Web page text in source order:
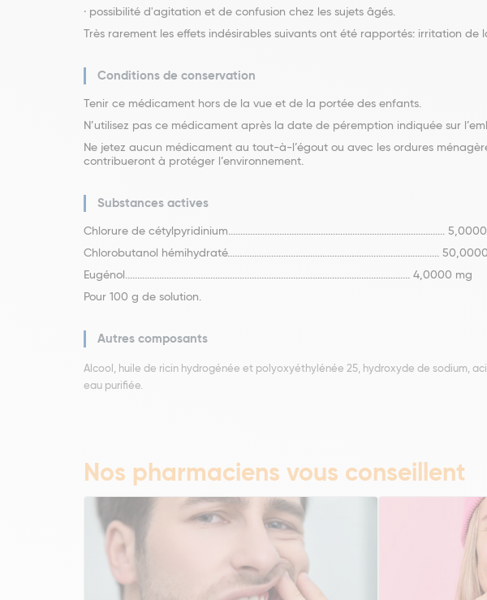
· possibilité d'agitation et de confusion chez les sujets âgés.
Très rarement les effets indésirables suivants ont été rapportés: irritation
Conditions de conservation
Tenir ce médicament hors de la vue et de la portée des enfants.
N’utilisez pas ce médicament après la date de péremption indiquée sur
Ne jetez aucun médicament au tout-à-l’égout ou avec les ordures
contribueront à protéger l’environnement.
Substances actives
Chlorure de cétylpyridinium.........................................................................................
Chlorobutanol hémihydraté.......................................................................................
Eugénol..................................................................................................................... 4,0000 mg
Pour 100 g de solution.
Autres composants
Alcool, huile de ricin hydrogénée et polyoxyéthylénée 25, hydroxyde de sodium,
eau purifiée.
Nos pharmaciens vous conseillent